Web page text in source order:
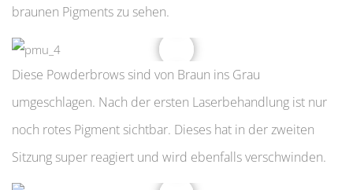
braunen Pigments zu sehen.
Diese Powderbrows sind von Braun ins Grau
umgeschlagen. Nach der ersten Laserbehandlung ist nur
noch rotes Pigment sichtbar. Dieses hat in der zweiten
Sitzung super reagiert und wird ebenfalls verschwinden.